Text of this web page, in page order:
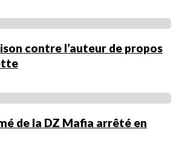
contre l’auteur de propos
de la DZ Mafia arrêté en